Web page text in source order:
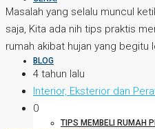
BLOG
TIPS MEMBELI RUMAH
Masalah yang selalu muncul
saja, Kita ada nih tips praktis
rumah akibat hujan yang begitu
4 tahun lalu
Interior, Eksterior dan
0